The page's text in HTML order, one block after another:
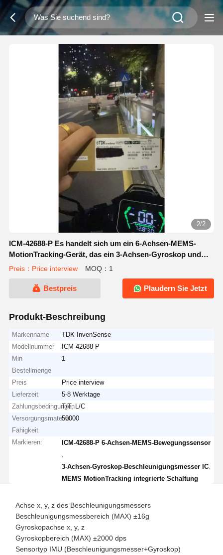
2/2
ICM-42688-P Es handelt sich um ein 6-Achsen-MEMS-
MotionTracking-Gerät, das ein 3-Achsen-Gyroskop und
einen 3-Achsen-Beschleunigungsmesser kombiniert.
Preis：Price interview MOQ：1
Bestpreis Plaudern Sie Jetzt
Produkt-Beschreibung
Markenname
TDK InvenSense
Modellnummer
ICM-42688-P
Min
Bestellmenge
1
Preis
Price interview
Lieferzeit
5-8 Werktage
Zahlungsbedingungen
T/T, L/C
Versorgungsmaterial-
Fähigkeit
50000
Markieren:
ICM-42688-P 6-Achsen-MEMS-Bewegungssensor
3-Achsen-Gyroskop-Beschleunigungsmesser IC
MEMS MotionTracking integrierte Schaltung
Achse x, y, z des Beschleunigungsmessers
Beschleunigungsmessbereich (MAX) ±16g
Gyroskopachse x, y, z
Gyroskopbereich (MAX) ±2000 dps
Sensortyp IMU (Beschleunigungsmesser+Gyroskop)